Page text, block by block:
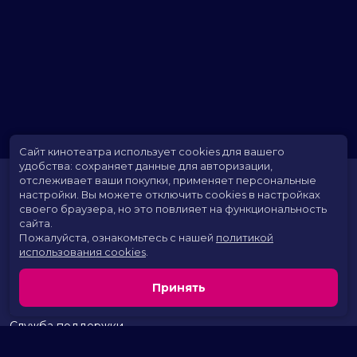
Расписание
Скоро в кино
Территория развлечений
Новости и акции
Служба поддержки
Сайт кинотеатра использует cookies для вашего
удобства: сохраняет данные для авторизации,
отслеживает ваши покупки, применяет персональные
настройки. Вы можете отключить cookies в настройках
своего браузера, но это повлияет на функциональность
сайта.
Пожалуйста, ознакомьтесь с нашей политикой
использования cookies
Принять